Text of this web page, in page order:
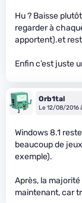
Hu ? Baisse
regarder à
apportent).et
Enfin c’est juste
Orb1tal
Le 12/08/2016
Windows 8.1
beaucoup de
exemple).
Après, la majorité
maintenant, car